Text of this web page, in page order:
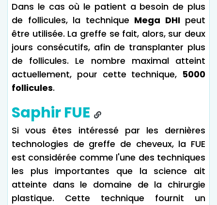
Dans le cas où le patient a besoin de plus
de follicules, la technique Mega DHIpeut
être utilisée. La greffe se fait, alors, sur deux
jours consécutifs, afin de transplanter plus
de follicules. Le nombre maximal atteint
actuellement, pour cette technique, 5000
follicules.
Saphir FUE
Si vous êtes intéressé par les dernières
technologies de greffe de cheveux, la FUE
est considérée comme l'une des techniques
les plus importantes que la science ait
atteinte dans le domaine de la chirurgie
plastique. Cette technique fournit un